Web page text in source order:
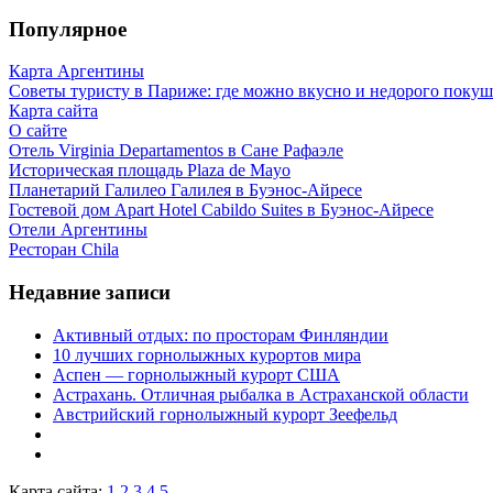
Популярное
Карта Аргентины
Советы туристу в Париже: где можно вкусно и недорого
Карта сайта
О сайте
Отель Virginia Departamentos в Сане Рафаэле
Историческая площадь Plaza de Mayo
Планетарий Галилео Галилея в Буэнос-Айресе
Гостевой дом Apart Hotel Cabildo Suites в Буэнос-Айресе
Отели Аргентины
Ресторан Chila
Недавние записи
Активный отдых: по просторам Финляндии
10 лучших горнолыжных курортов мира
Аспен — горнолыжный курорт США
Астрахань. Отличная рыбалка в Астраханской области
Австрийский горнолыжный курорт Зеефельд